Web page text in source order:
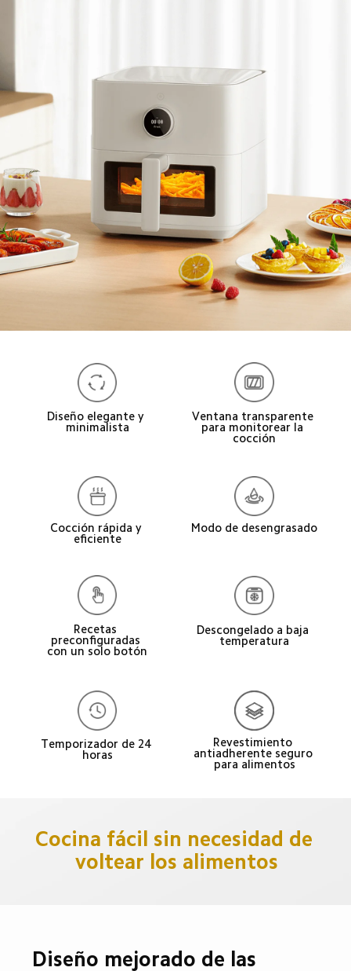
Diseño elegante y
minimalista
Ventana transparente
para monitorear la
cocción
Cocción rápida y
eficiente
Modo de desengrasado
Recetas
preconfiguradas
con un solo botón
Descongelado a baja
temperatura
Temporizador de 24
horas
Revestimiento
antiadherente seguro
para alimentos
Cocina fácil sin necesidad de
voltear los alimentos
Diseño mejorado de las